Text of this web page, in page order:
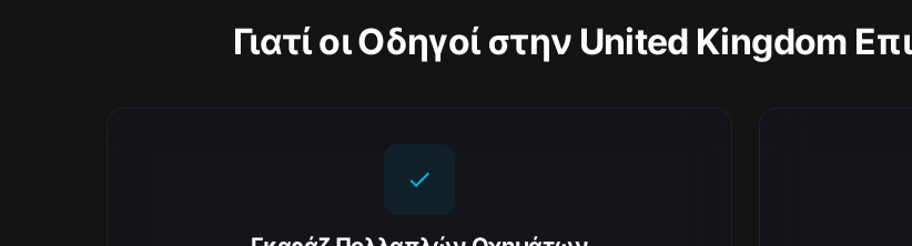
Γιατί οι Οδηγοί στην United Kingdom